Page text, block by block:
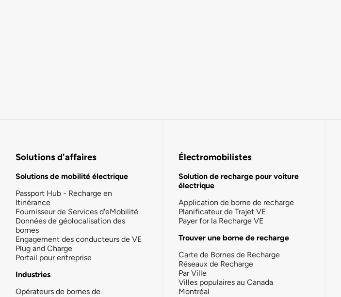
Solutions d'affaires
Solutions de mobilité électrique
Passport Hub - Recharge en
Itinérance
Fournisseur de Services d'eMobilité
Données de géolocalisation des
bornes
Engagement des conducteurs de VE
Plug and Charge
Portail pour entreprise
Industries
Opérateurs de bornes de
Électromobilistes
Solution de recharge pour voiture
électrique
Application de borne de recharge
Planificateur de Trajet VE
Payer for la Recharge VE
Trouver une borne de recharge
Carte de Bornes de Recharge
Réseaux de Recharge
Par Ville
Villes populaires au Canada
Montréal